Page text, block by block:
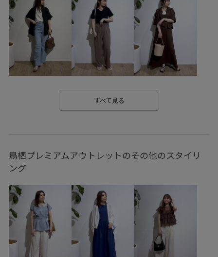
26SSデニムpick_up 2WAYで使える Exclusive_GW
oshigoto10look_mon pic0627 RP25AW
RP25AWsale値下げ
RP26SS_goods RP26SS_サマーニット
RP26SS着映えトップス
お出かけ用 きれいめ
オールシーズン カジュアル カーゴパンツ キッズ
キャップ
コットン シャツ ショルダーバッグ シンプル
シンプルなトップス ジャケット ジーンズ
スウェット スウェットパンツ
スタイリング スッキリ
すべて見る
鳥栖プレミアムアウトレットのその他のスタイリ
ング